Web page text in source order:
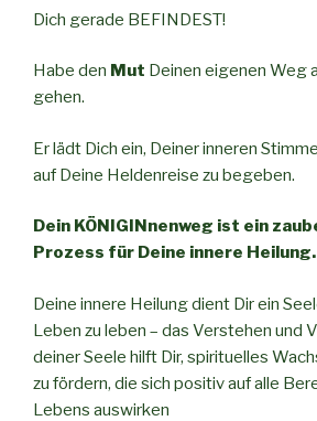
Dich gerade BEFINDEST!
Habe den Mut Deinen eigenen Weg
gehen.
Er lädt Dich ein, Deiner inneren
auf Deine Heldenreise zu begeben.
Dein KÖNIGINnenweg ist ein
Prozess für Deine innere Heilung.
Deine innere Heilung dient Dir ein
Leben zu leben – das Verstehen und
deiner Seele hilft Dir, spirituelles
zu fördern, die sich positiv auf alle
Lebens auswirken